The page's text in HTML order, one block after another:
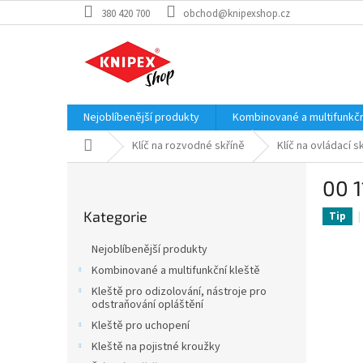
na
380 420 700 obchod@knipexshop.cz
Nejoblíbenější produkty Kombinované a
Domů Klíč na rozvodné skříně Klíč na ovládací
kategorie
Kategorie
Nejoblíbenější produkty
Kombinované a multifunkční kleště
Kleště pro odizolování, nástroje pro
odstraňování opláštění
Kleště pro uchopení
Kleště na pojistné kroužky
00
Tip